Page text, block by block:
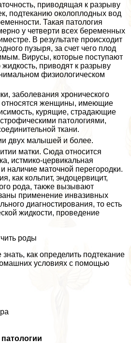
приводящая к разрыву
подтеканию околоплодных вод
Такая патология
у четверти всех беременных
В результате происходит
пузыря, за счет чего плод
Вирусы, которые поступают
приводят к разрыву
физиологическом
заболевания хронического
относятся женщины, имеющие
курящие, страдающие
патологиями,
ткани.
двух малышей и более.
матки. Сюда относится
истмико-цервикальная
и наличие маточной перегородки.
как кольпит, эндоцервицит,
рода, также вызывают
применение инвазивных
диагностирования, то есть
жидкости, проведение
роды
как определить подтекание
условиях с помощью